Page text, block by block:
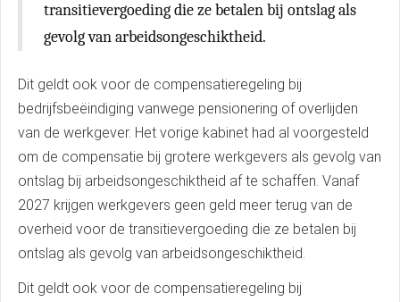
transitievergoeding die ze betalen bij ontslag als
gevolg van arbeidsongeschiktheid.
Dit geldt ook voor de compensatieregeling bij
bedrijfsbeëindiging vanwege pensionering of overlijden
van de werkgever. Het vorige kabinet had al voorgesteld
om de compensatie bij grotere werkgevers als gevolg van
ontslag bij arbeidsongeschiktheid af te schaffen. Vanaf
2027 krijgen werkgevers geen geld meer terug van de
overheid voor de transitievergoeding die ze betalen bij
ontslag als gevolg van arbeidsongeschiktheid.
Dit geldt ook voor de compensatieregeling bij